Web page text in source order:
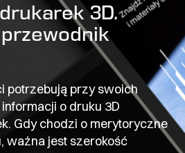
3D.
potrzebują przy swoich
o druku 3D
Gdy chodzi o merytoryczne
ważna jest szerokość